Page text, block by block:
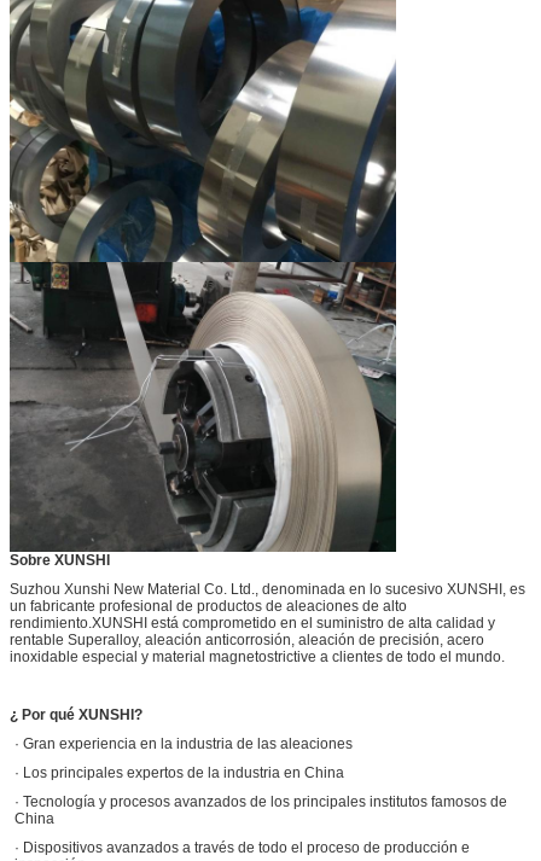
Sobre XUNSHI
Suzhou Xunshi New Material Co. Ltd., denominada en lo sucesivo XUNSHI, es
un fabricante profesional de productos de aleaciones de alto
rendimiento.XUNSHI está comprometido en el suministro de alta calidad y
rentable Superalloy, aleación anticorrosión, aleación de precisión, acero
inoxidable especial y material magnetostrictive a clientes de todo el mundo.
¿ Por qué XUNSHI?
· Gran experiencia en la industria de las aleaciones
· Los principales expertos de la industria en China
· Tecnología y procesos avanzados de los principales institutos famosos de
China
· Dispositivos avanzados a través de todo el proceso de producción e